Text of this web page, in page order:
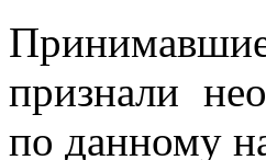
признали
по данному